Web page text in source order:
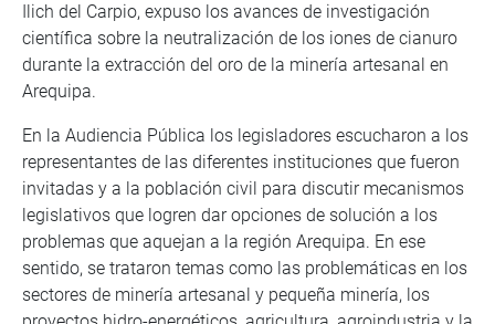
Ilich del Carpio, expuso los avances de investigación
científica sobre la neutralización de los iones de cianuro
durante la extracción del oro de la minería artesanal en
Arequipa.
En la Audiencia Pública los legisladores escucharon a los
representantes de las diferentes instituciones que fueron
invitadas y a la población civil para discutir mecanismos
legislativos que logren dar opciones de solución a los
problemas que aquejan a la región Arequipa. En ese
sentido, se trataron temas como las problemáticas en los
sectores de minería artesanal y pequeña minería, los